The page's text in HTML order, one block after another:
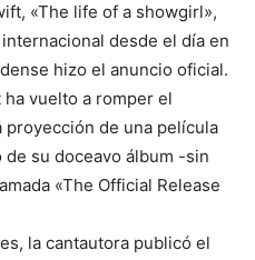
«The life of a showgirl»,
desde el día en
hizo el anuncio oficial.
vuelto a romper el
de una película
su doceavo álbum -sin
«The Official Release
la cantautora publicó el